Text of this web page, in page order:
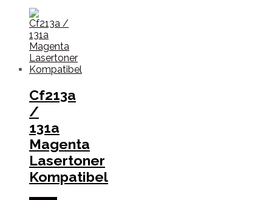
Cf213a
/
131a
Magenta
Lasertoner
Kompatibel